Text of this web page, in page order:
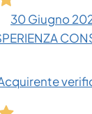
30 Giugno